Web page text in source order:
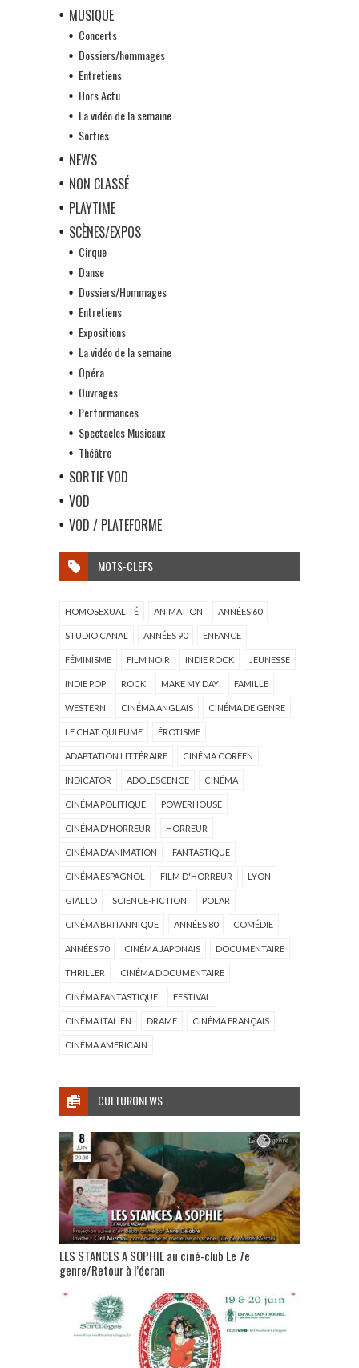
MUSIQUE
Concerts
Dossiers/hommages
Entretiens
Hors Actu
La vidéo de la semaine
Sorties
NEWS
NON CLASSÉ
PLAYTIME
SCÈNES/EXPOS
Cirque
Danse
Dossiers/Hommages
Entretiens
Expositions
La vidéo de la semaine
Opéra
Ouvrages
Performances
Spectacles Musicaux
Théâtre
SORTIE VOD
VOD
VOD / PLATEFORME
MOTS-CLEFS
HOMOSEXUALITÉ ANIMATION ANNÉES 60
STUDIO CANAL ANNÉES 90 ENFANCE
FÉMINISME FILM NOIR INDIE ROCK JEUNESSE
INDIE POP ROCK MAKE MY DAY FAMILLE
WESTERN CINÉMA ANGLAIS CINÉMA DE GENRE
LE CHAT QUI FUME ÉROTISME
ADAPTATION LITTÉRAIRE CINÉMA CORÉEN
INDICATOR ADOLESCENCE CINÉMA
CINÉMA POLITIQUE POWERHOUSE
CINÉMA D'HORREUR HORREUR
CINÉMA D'ANIMATION FANTASTIQUE
CINÉMA ESPAGNOL FILM D'HORREUR LYON
GIALLO SCIENCE-FICTION POLAR
CINÉMA BRITANNIQUE ANNÉES 80 COMÉDIE
ANNÉES 70 CINÉMA JAPONAIS DOCUMENTAIRE
THRILLER CINÉMA DOCUMENTAIRE
CINÉMA FANTASTIQUE FESTIVAL
CINÉMA ITALIEN DRAME CINÉMA FRANÇAIS
CINÉMA AMERICAIN
CULTURONEWS
LES STANCES A SOPHIE au ciné-club Le 7e
genre/Retour à l’écran